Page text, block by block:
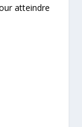
atteindre